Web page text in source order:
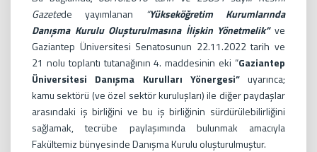
Gazetede yayımlanan “Yükseköğretim Kurumlarında
Danışma Kurulu Oluşturulmasına İlişkin Yönetmelik” ve
Gaziantep Üniversitesi Senatosunun 22.11.2022 tarih ve
21 nolu toplantı tutanağının 4. maddesinin eki “Gaziantep
Üniversitesi Danışma Kurulları Yönergesi”uyarınca;
kamu sektörü (ve özel sektör kuruluşları) ile diğer paydaşlar
arasındaki iş birliğini ve bu iş birliğinin sürdürülebilirliğini
sağlamak, tecrübe paylaşımında bulunmak amacıyla
Fakültemiz bünyesinde Danışma Kurulu oluşturulmuştur.